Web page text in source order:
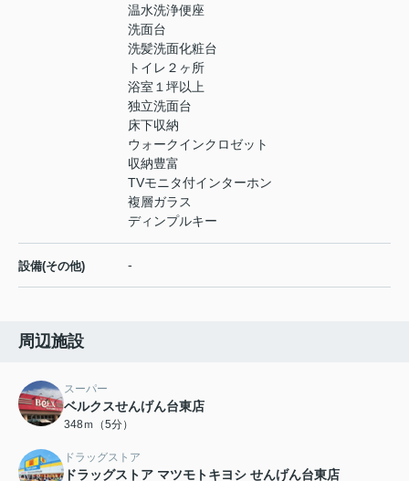
温水洗浄便座
洗面台
洗髪洗面化粧台
トイレ２ヶ所
浴室１坪以上
独立洗面台
床下収納
ウォークインクロゼット
収納豊富
TVモニタ付インターホン
複層ガラス
ディンプルキー
設備(その他) -
周辺施設
スーパー
ベルクスせんげん台東店
348ｍ（5分）
ドラッグストア
ドラッグストア マツモトキヨシ せんげん台東店